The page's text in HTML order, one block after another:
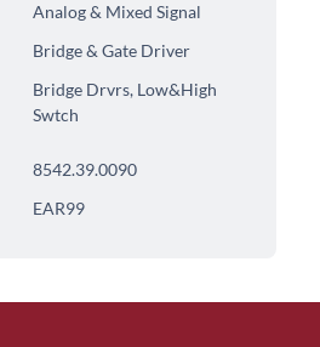
Analog & Mixed Signal
Bridge & Gate Driver
Bridge Drvrs, Low&High
Swtch
8542.39.0090
EAR99